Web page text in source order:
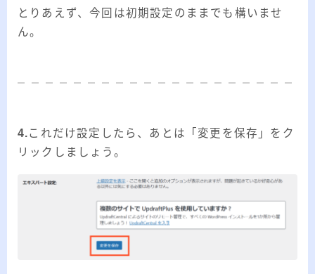
とりあえず、今回は初期設定のままでも構いませ
ん。
4.これだけ設定したら、あとは「変更を保存」をク
リックしましょう。